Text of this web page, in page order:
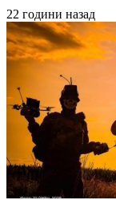
22 години назад